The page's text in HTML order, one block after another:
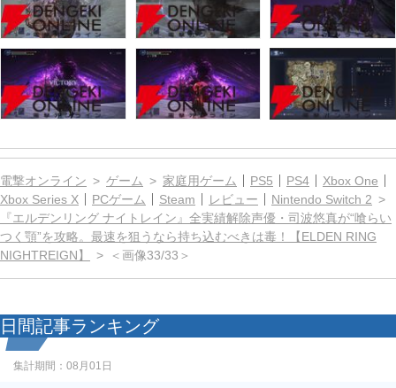
電撃オンライン ゲーム 家庭用ゲーム PS5 PS4
Xbox One
Xbox Series X
PCゲーム Steam レビュー
Nintendo Switch 2
『エルデンリング ナイトレイン』全実績解除声優・司波悠真が“喰らい
つく顎”を攻略。最速を狙うなら持ち込むべきは毒！【ELDEN RING
NIGHTREIGN】
＜画像33/33＞
日間記事ランキング
集計期間： 08月01日